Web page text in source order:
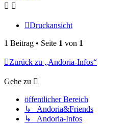
Druckansicht
1 Beitrag • Seite 1 von 1
Zurück zu „Andoria-Infos“
Gehe zu
öffentlicher Bereich
↳ Andoria&Friends
↳ Andoria-Infos